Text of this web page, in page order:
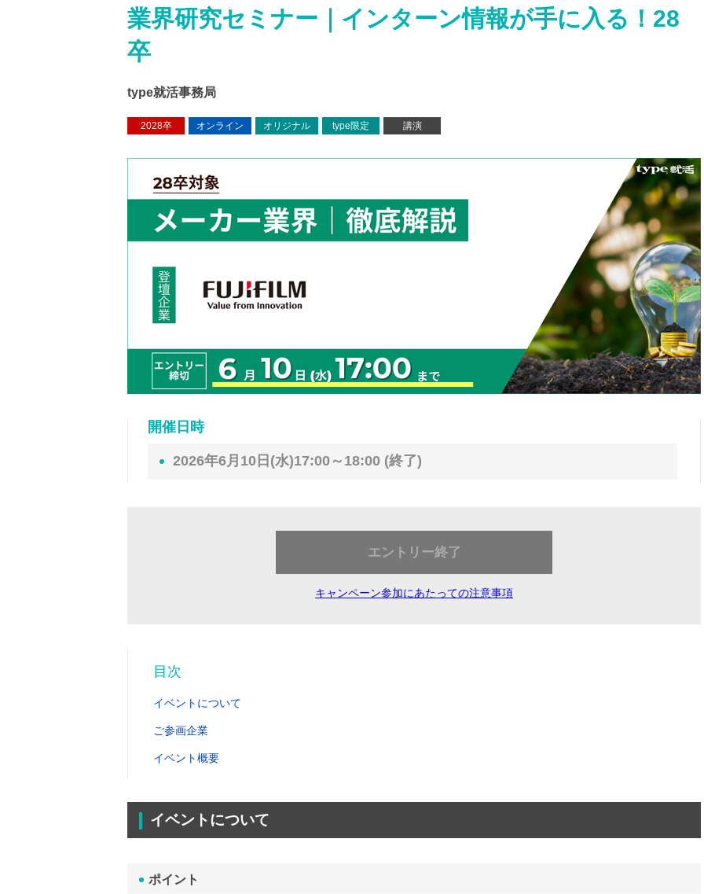
業界研究セミナー｜インターン情報が手に入る！28
卒
type就活事務局
2028卒 オンライン オリジナル type限定 講演
開催日時
2026年6月10日(水)17:00～18:00 (終了)
エントリー終了
キャンペーン参加にあたっての注意事項
目次
イベントについて
ご参画企業
イベント概要
イベントについて
ポイント